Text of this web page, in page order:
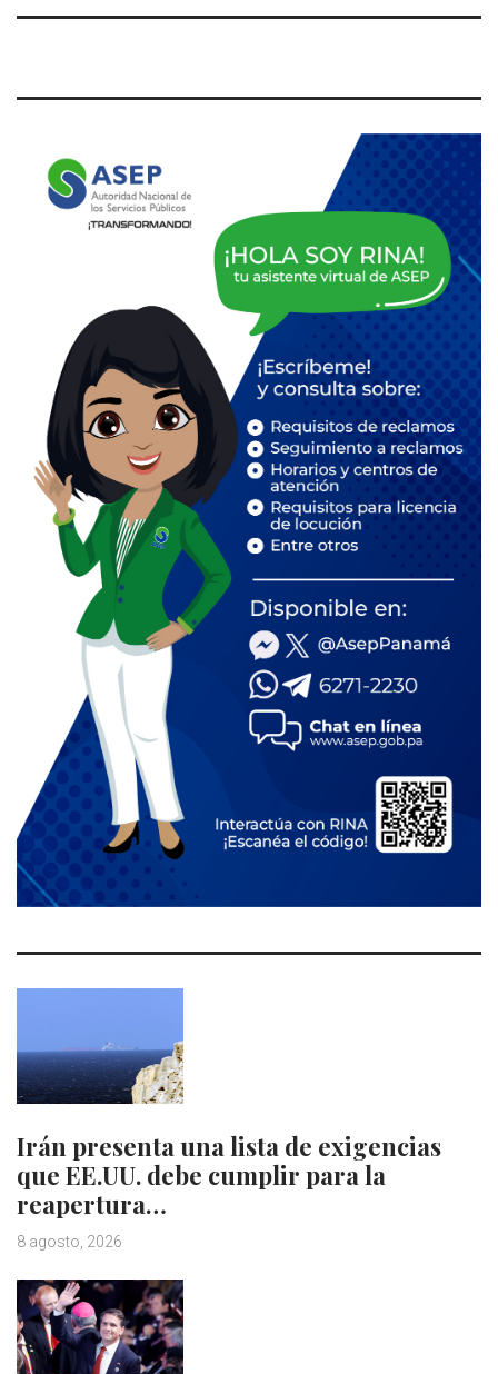
Irán presenta una lista de exigencias
que EE.UU. debe cumplir para la
reapertura…
8 agosto, 2026